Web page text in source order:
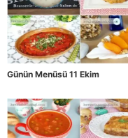
Günün Menüsü 11 Ekim